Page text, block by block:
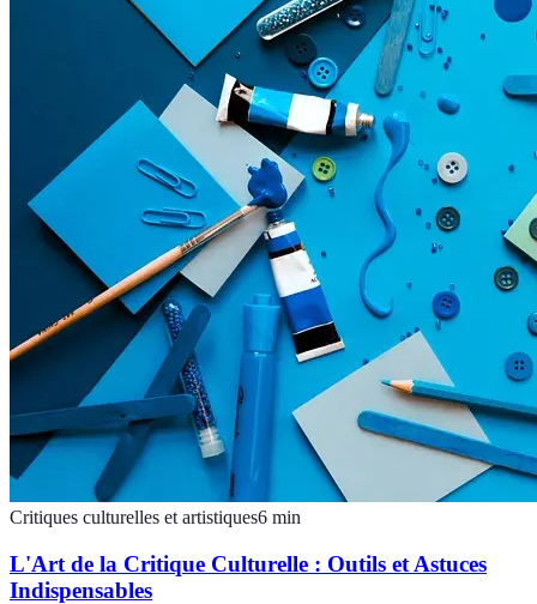
Critiques culturelles et artistiques6 min
L'Art de la Critique Culturelle : Outils et Astuces
Indispensables